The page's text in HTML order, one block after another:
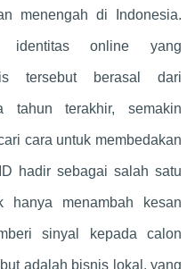
menengah di Indonesia.
identitas online yang
tersebut berasal dari
tahun terakhir, semakin
cara untuk membedakan
hadir sebagai salah satu
hanya menambah kesan
sinyal kepada calon
adalah bisnis lokal, yang